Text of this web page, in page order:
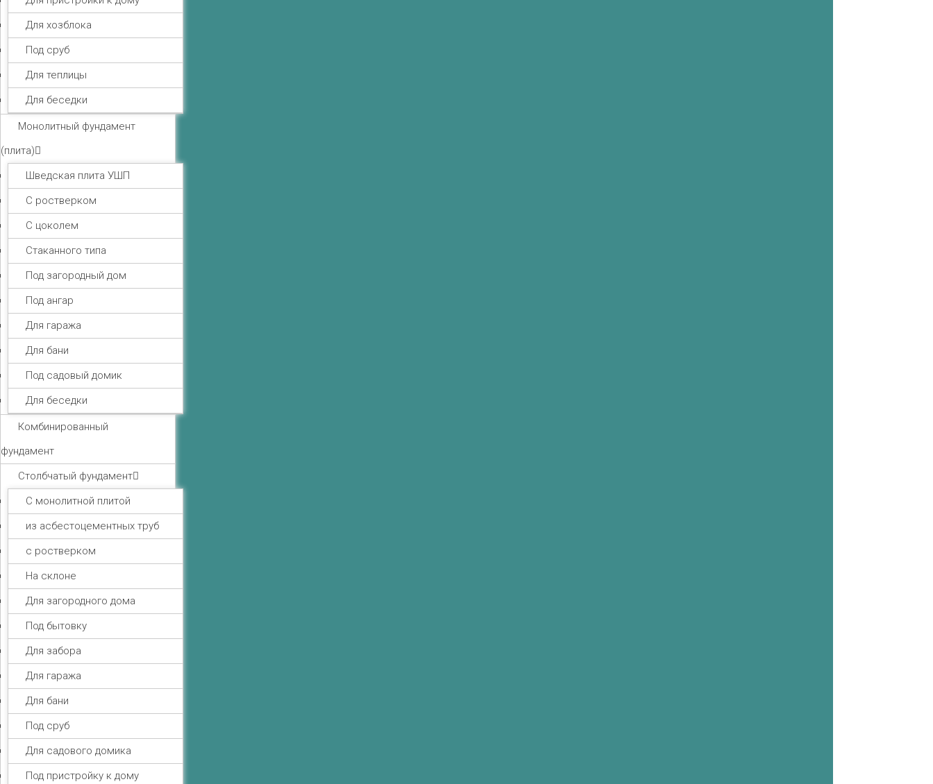
Для хозблока
Под сруб
Для теплицы
Для беседки
Монолитный фундамент
(плита)
Шведская плита УШП
С ростверком
С цоколем
Стаканного типа
Под загородный дом
Под ангар
Для гаража
Для бани
Под садовый домик
Для беседки
Комбинированный
фундамент
Столбчатый фундамент
С монолитной плитой
из асбестоцементных труб
с ростверком
На склоне
Для загородного дома
Под бытовку
Для забора
Для гаража
Для бани
Под сруб
Для садового домика
Под пристройку к дому